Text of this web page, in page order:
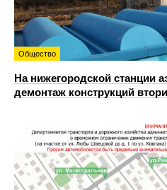
Общество
На нижегородской станции
демонтаж конструкций